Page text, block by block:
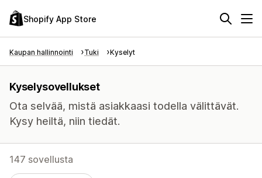
Shopify App Store
Kaupan hallinnointi Tuki Kyselyt
Kyselysovellukset
Ota selvää, mistä asiakkaasi todella välittävät.
Kysy heiltä, niin tiedät.
147 sovellusta